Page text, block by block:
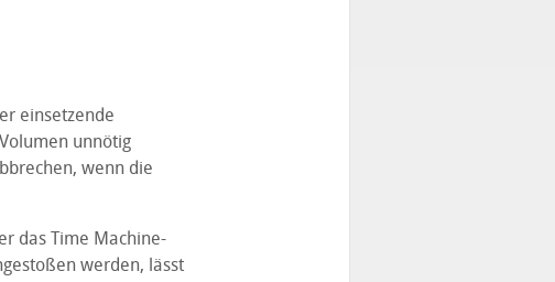
einsetzende
unnötig
wenn die
das Time Machine-
werden, lässt